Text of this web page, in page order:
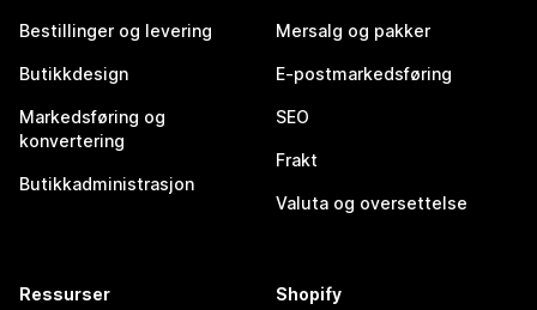
Bestillinger og levering
Butikkdesign
Markedsføring og
konvertering
Butikkadministrasjon
Mersalg og pakker
E-postmarkedsføring
SEO
Frakt
Valuta og oversettelse
Ressurser Shopify